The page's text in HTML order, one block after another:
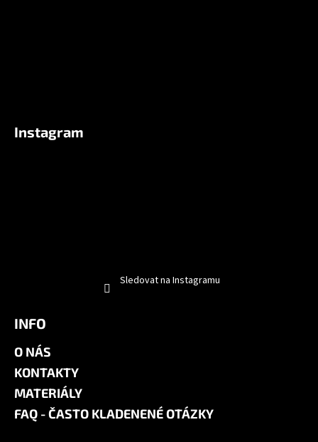
Instagram
Sledovat na Instagramu
INFO
O NÁS
KONTAKTY
MATERIÁLY
FAQ - ČASTO KLADENENÉ OTÁZKY